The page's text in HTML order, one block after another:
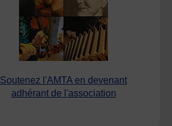
Soutenez l'AMTA en devenant
adhérant de l'association